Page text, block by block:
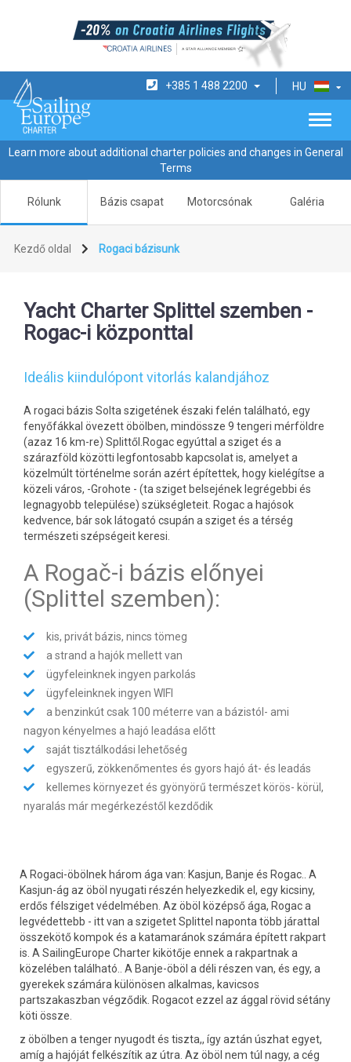
HU
+385 1 488 2200
Learn more about additional charter policies and changes in General
Terms
Rólunk Bázis csapat Motorcsónak Galéria
Kezdő oldal Rogaci bázisunk
Yacht Charter Splittel szemben -
Rogac-i központtal
Ideális kiindulópont vitorlás kalandjához
A rogaci bázis Solta szigetének északi felén található, egy
fenyőfákkal övezett öbölben, mindössze 9 tengeri mérföldre
(azaz 16 km-re) Splittől.Rogac egyúttal a sziget és a
szárazföld közötti legfontosabb kapcsolat is, amelyet a
közelmúlt történelme során azért építettek, hogy kielégítse a
közeli város, -Grohote - (ta sziget belsejének legrégebbi és
legnagyobb települése) szükségleteit. Rogac a hajósok
kedvence, bár sok látogató csupán a sziget és a térség
természeti szépségeit keresi.
A Rogač-i bázis előnyei
(Splittel szemben):
kis, privát bázis, nincs tömeg
a strand a hajók mellett van
ügyfeleinknek ingyen parkolás
ügyfeleinknek ingyen WIFI
a benzinkút csak 100 méterre van a bázistól- ami
nagyon kényelmes a hajó leadása előtt
saját tisztálkodási lehetőség
egyszerű, zökkenőmentes és gyors hajó át- és leadás
kellemes környezet és gyönyörű természet körös- körül,
nyaralás már megérkezéstől kezdődik
A Rogaci-öbölnek három ága van: Kasjun, Banje és Rogac.. A
Kasjun-ág az öböl nyugati részén helyezkedik el, egy kicsiny,
erdős félsziget védelmében. Az öböl középső ága, Rogac a
legvédettebb - itt van a szigetet Splittel naponta több járattal
összekötő kompok és a katamaránok számára épített rakpart
is. A SailingEurope Charter kikötője ennek a rakpartnak a
közelében található.. A Banje-öböl a déli részen van, és egy, a
gyerekek számára különösen alkalmas, kavicsos
partszakaszban végződik. Rogacot ezzel az ággal rövid sétány
köti össze.
z öbölben a tenger nyugodt és tiszta,, így aztán úszhat egyet,
amíg a hajóját felkészítik az útra. Az öböl nem túl nagy, a cég